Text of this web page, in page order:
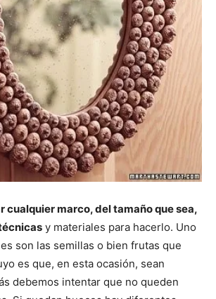
cualquier marco, del tamaño que sea,
y materiales para hacerlo. Uno
son las semillas o bien frutas que
es que, en esta ocasión, sean
debemos intentar que no queden